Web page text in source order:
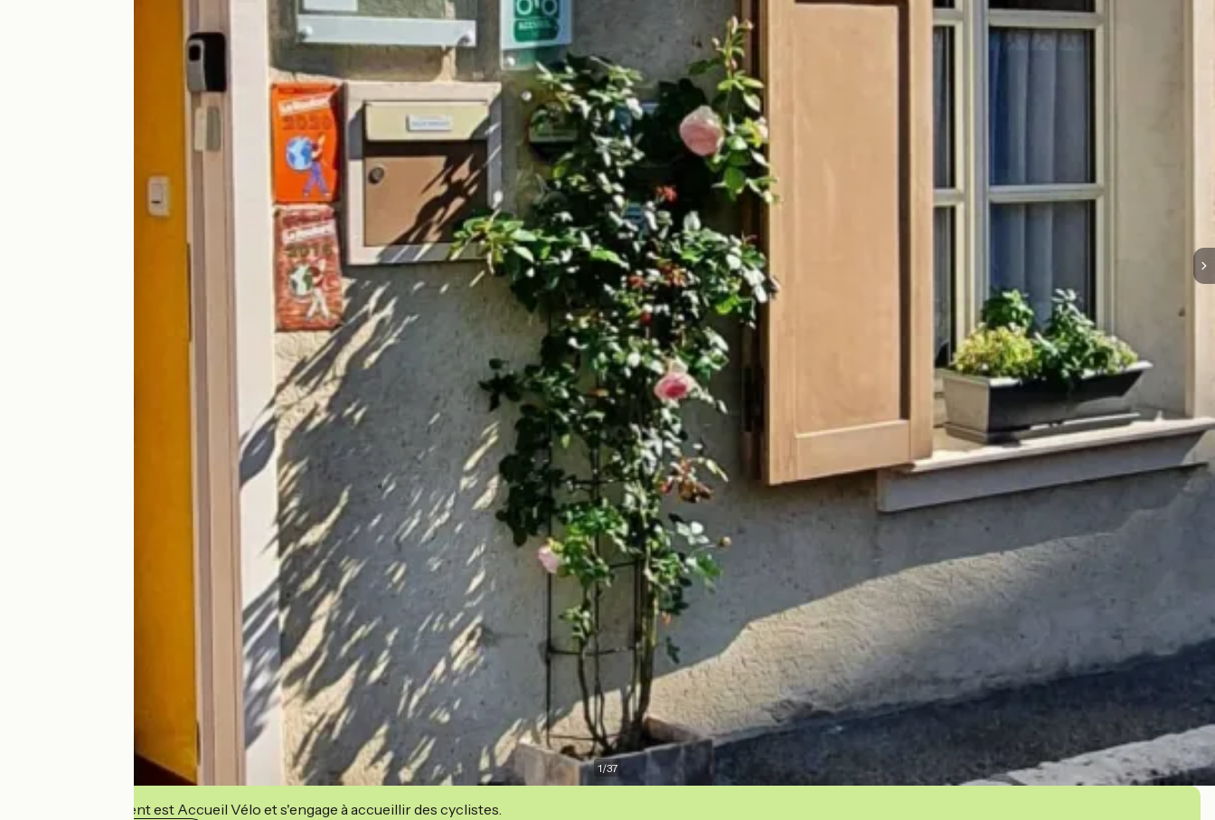
1/37
Cet établissement est Accueil Vélo et s'engage à accueillir des cyclistes.